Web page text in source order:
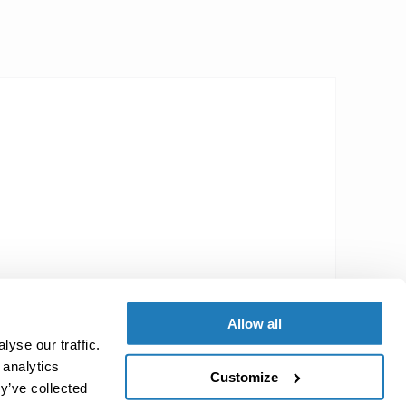
our traffic.
collected
Allow all
Customize
(0) 3841 22 32 82 9